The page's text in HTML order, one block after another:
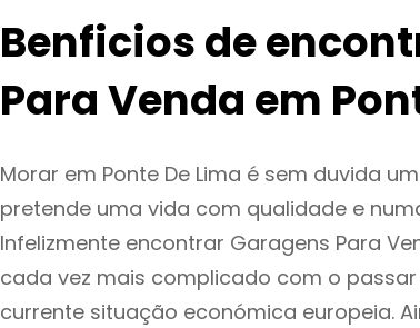
Benficios de
Para Venda em
Morar em Ponte De Lima é sem duvida
pretende uma vida com qualidade e
Infelizmente encontrar Garagens Para
cada vez mais complicado com o
currente situação económica europeia.